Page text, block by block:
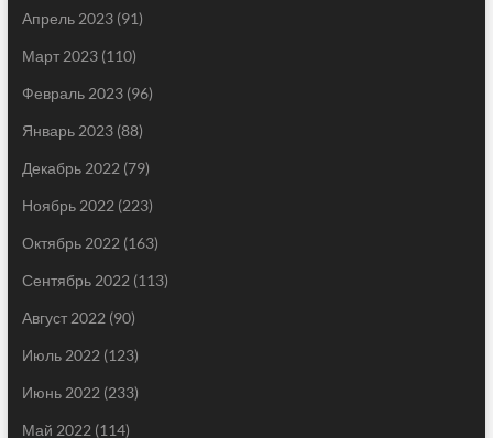
Апрель 2023(91)
Март 2023(110)
Февраль 2023(96)
Январь 2023(88)
Декабрь 2022 (79)
Ноябрь 2022 (223)
Октябрь 2022 (163)
Сентябрь 2022 (113)
Август 2022 (90)
Июль 2022 (123)
Июнь 2022 (233)
Май 2022 (114)